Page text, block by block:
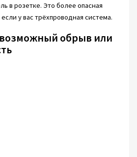
в розетке. Это более опасная
у вас трёхпроводная система.
обрыв или